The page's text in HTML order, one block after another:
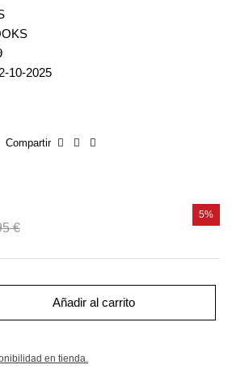
10-2025
Compartir
€
5%
Añadir al carrito
en tienda.